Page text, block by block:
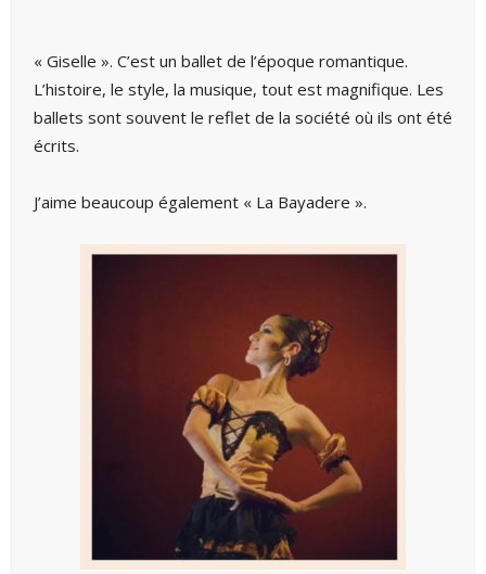
« Giselle ». C’est un ballet de l’époque romantique.
L’histoire, le style, la musique, tout est magnifique. Les
ballets sont souvent le reflet de la société où ils ont été
écrits.
J’aime beaucoup également « La Bayadere ».